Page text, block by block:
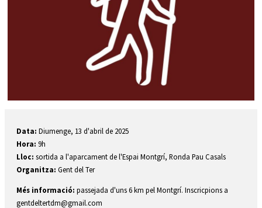
Data: Diumenge, 13 d'abril de 2025
Hora: 9h
Lloc: sortida a l'aparcament de l'Espai Montgrí, Ronda Pau Casals
Organitza: Gent del Ter
Més informació: passejada d'uns 6 km pel Montgrí. Inscricpions a
gentdeltertdm@gmail.com